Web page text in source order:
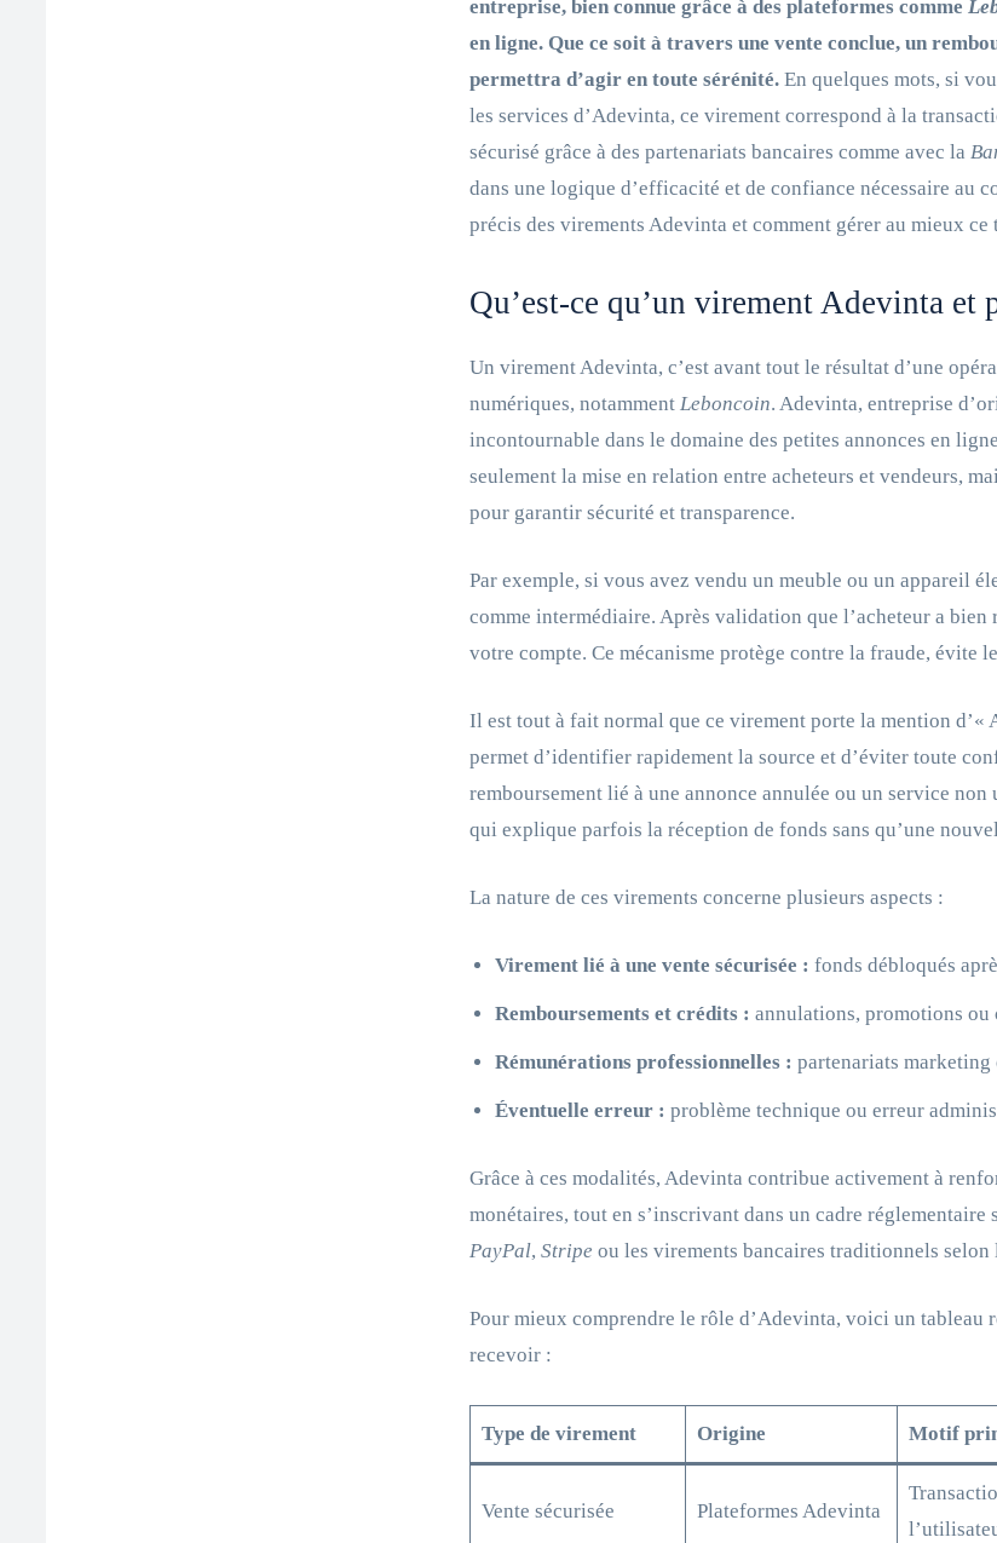
entreprise, bien connue grâce à des plateformes comme
en ligne. Que ce soit à travers une vente conclue, un
permettra d’agir en toute sérénité. En quelques mots, si
les services d’Adevinta, ce virement correspond à la
sécurisé grâce à des partenariats bancaires comme avec la
dans une logique d’efficacité et de confiance nécessaire au
précis des virements Adevinta et comment gérer au mieux
Qu’est-ce qu’un virement Adevinta
Un virement Adevinta, c’est avant tout le résultat d’une
numériques, notamment Leboncoin. Adevinta, entreprise
incontournable dans le domaine des petites annonces en
seulement la mise en relation entre acheteurs et vendeurs,
pour garantir sécurité et transparence.
Par exemple, si vous avez vendu un meuble ou un appareil
comme intermédiaire. Après validation que l’acheteur a
votre compte. Ce mécanisme protège contre la fraude, évite
Il est tout à fait normal que ce virement porte la mention
permet d’identifier rapidement la source et d’éviter toute
remboursement lié à une annonce annulée ou un service
qui explique parfois la réception de fonds sans qu’une
La nature de ces virements concerne plusieurs aspects :
Virement lié à une vente sécurisée : fonds débloqués
Remboursements et crédits : annulations, promotions
Rémunérations professionnelles : partenariats
Éventuelle erreur : problème technique ou erreur
Grâce à ces modalités, Adevinta contribue activement à
monétaires, tout en s’inscrivant dans un cadre
PayPal, Stripe ou les virements bancaires traditionnels selon
Pour mieux comprendre le rôle d’Adevinta, voici un
recevoir :
Type de virement Origine Motif
Vente sécurisée Plateformes Adevinta